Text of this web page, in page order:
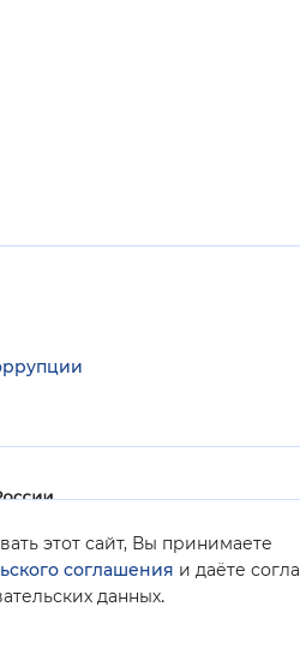
этот сайт, Вы принимаете
соглашения и даёте
данных.